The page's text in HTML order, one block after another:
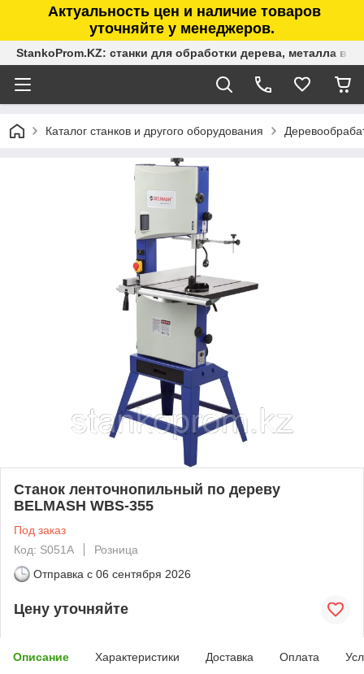
Актуальность цен и наличие товаров
уточняйте у менеджеров.
StankoProm.KZ: станки для обработки дерева, металла в
Каталог станков и другого оборудования
Cтанок ленточнопильный по дереву
BELMASH WBS-355
Под заказ
Код: S051A
Розница
Отправка с 06 сентября 2026
Цену уточняйте
Описание Характеристики Доставка Оплата